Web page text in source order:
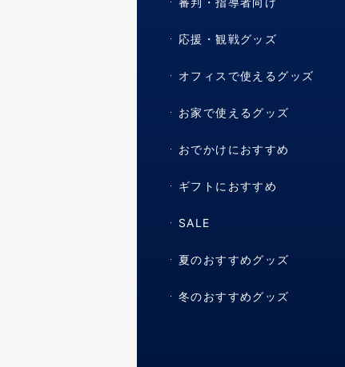
応援・観戦グッズ
オフィスで使えるグッズ
お家で使えるグッズ
おでかけにおすすめ
ギフトにおすすめ
SALE
夏のおすすめグッズ
冬のおすすめグッズ